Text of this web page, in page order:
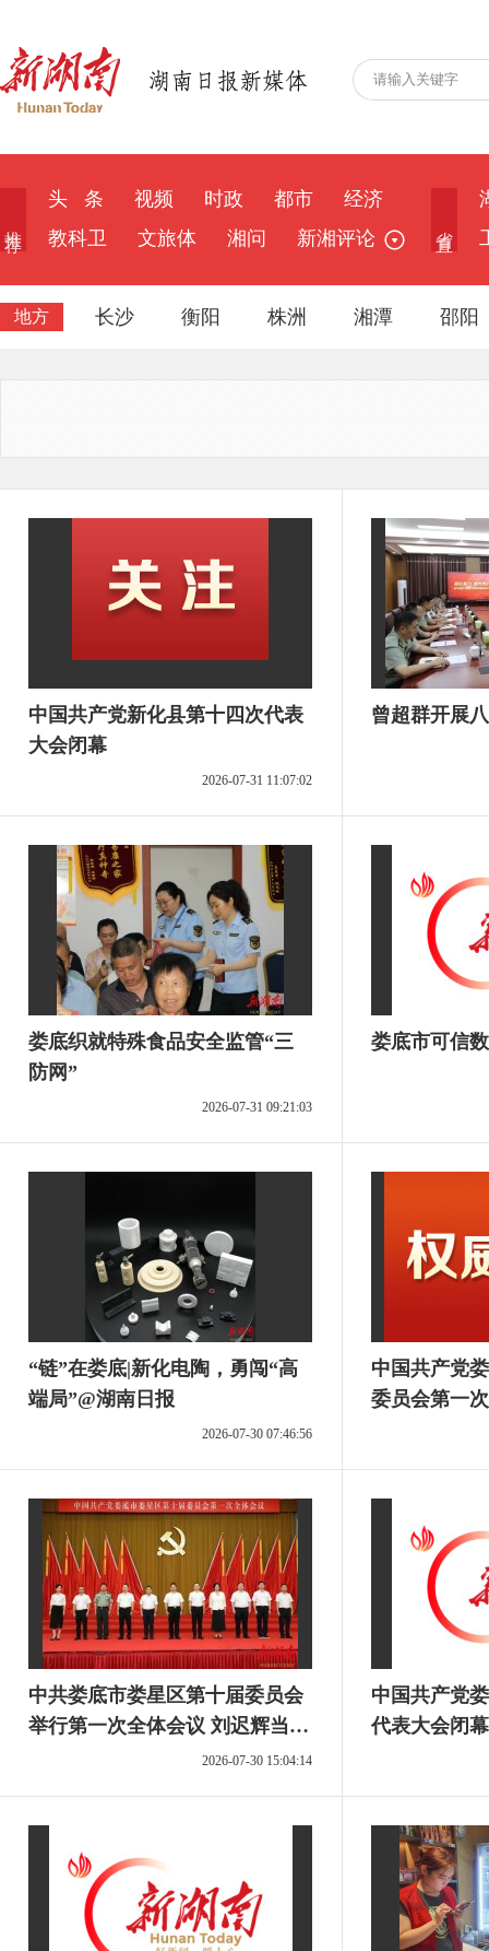
头 条 视频 时政 都市
经济
教科卫
文旅体 湘问 新湘评论
地方 长沙 衡阳 株洲 湘潭 邵阳
中国共产党新化县第十四次代表
大会闭幕
2026-07-31 11:07:02
曾超群开展
娄底织就特殊食品安全监管“三
防网”
2026-07-31 09:21:03
娄底市可信
“链”在娄底|新化电陶，勇闯“高
端局”@湖南日报
2026-07-30 07:46:56
中国共产党
委员会第一
中共娄底市娄星区第十届委员会
举行第一次全体会议 刘迟辉当选
2026-07-30 15:04:14
中国共产党
代表大会闭幕